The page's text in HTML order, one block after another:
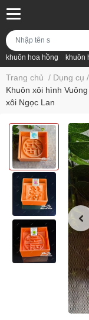
khuôn hoa hồng khuôn
Trang chủ / Dụng cụ
Khuôn xôi hình
xôi Ngọc Lan